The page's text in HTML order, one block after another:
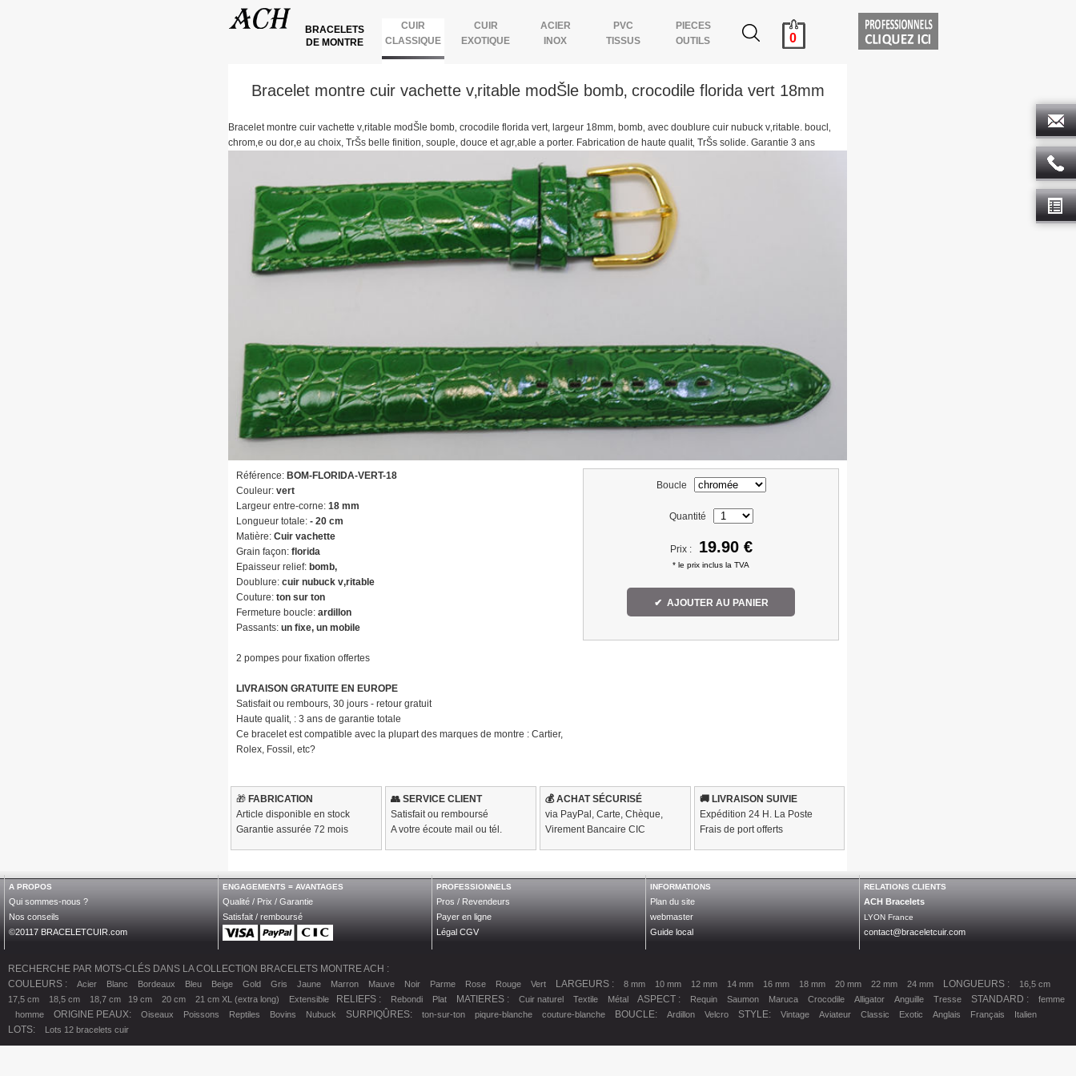
BRACELETS
DE MONTRE
CUIR
CLASSIQUE
CUIR
EXOTIQUE
ACIER
INOX
PVC
TISSUS
PIECES
OUTILS
0
Bracelet montre cuir vachette v‚ritable modŠle bomb‚ crocodile florida vert 18mm
Bracelet montre cuir vachette v‚ritable modŠle bomb‚ crocodile florida vert, largeur 18mm, bomb‚ avec doublure cuir nubuck v‚ritable. boucl‚
chrom‚e ou dor‚e au choix, TrŠs belle finition, souple, douce et agr‚able a porter. Fabrication de haute qualit‚ TrŠs solide. Garantie 3 ans
Référence: BOM-FLORIDA-VERT-18
Couleur: vert
Largeur entre-corne: 18 mm
Longueur totale: - 20 cm
Matière: Cuir vachette
Grain façon: florida
Epaisseur relief: bomb‚
Doublure: cuir nubuck v‚ritable
Couture: ton sur ton
Fermeture boucle: ardillon
Passants: un fixe, un mobile
2 pompes pour fixation offertes
LIVRAISON GRATUITE EN EUROPE
Satisfait ou rembours‚ 30 jours - retour gratuit
Haute qualit‚ : 3 ans de garantie totale
Ce bracelet est compatible avec la plupart des marques de montre : Cartier,
Rolex, Fossil, etc?
Boucle
Quantité
Prix : 19.90 €
* le prix inclus la TVA
✔ AJOUTER AU PANIER
🎁 FABRICATION
Article disponible en stock
Garantie assurée 72 mois
👥 SERVICE CLIENT
Satisfait ou remboursé
A votre écoute mail ou tél.
💰 ACHAT SÉCURISÉ
via PayPal, Carte, Chèque,
Virement Bancaire CIC
🚚 LIVRAISON SUIVIE
Expédition 24 H. La Poste
Frais de port offerts
A PROPOS
Qui sommes-nous ?
Nos conseils
©20117 BRACELETCUIR.com
ENGAGEMENTS = AVANTAGES
Qualité / Prix / Garantie
Satisfait / remboursé
PROFESSIONNELS
Pros / Revendeurs
Payer en ligne
Légal CGV
INFORMATIONS
Plan du site
webmaster
Guide local
RELATIONS CLIENTS
ACH Bracelets
LYON France
contact@braceletcuir.com
RECHERCHE PAR MOTS-CLÉS DANS LA COLLECTION BRACELETS MONTRE ACH :
COULEURS : Acier Blanc Bordeaux Bleu Beige Gold Gris Jaune Marron Mauve Noir Parme Rose Rouge Vert LARGEURS : 8 mm 10 mm 12 mm 14 mm 16 mm 18 mm 20 mm 22 mm 24 mm LONGUEURS :
16,5 cm
17,5 cm
18,5 cm 18,7 cm 19 cm 20 cm 21 cm XL (extra long) Extensible RELIEFS : Rebondi Plat MATIERES : Cuir naturel Textile Métal ASPECT : Requin Saumon Maruca Crocodile Alligator Anguille Tresse STANDARD : femme
homme
ORIGINE PEAUX: Oiseaux Poissons Reptiles Bovins Nubuck SURPIQÛRES: ton-sur-ton piqure-blanche couture-blanche BOUCLE: Ardillon Velcro STYLE: Vintage Aviateur Classic Exotic Anglais Français Italien
LOTS: Lots 12 bracelets cuir